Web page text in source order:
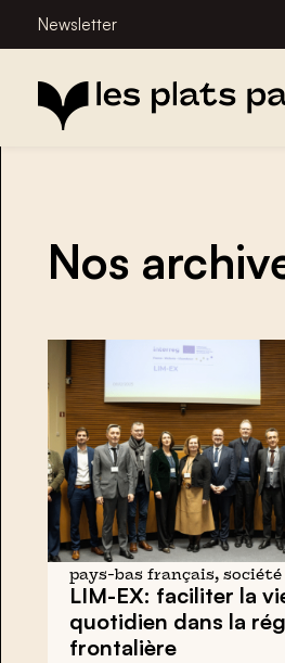
Newsletter
Nos
pays-bas français, société
LIM-EX: faciliter la
quotidien dans la
frontalière